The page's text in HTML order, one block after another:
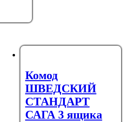
Комод
ШВЕДСКИЙ
СТАНДАРТ
САГА 3 ящика